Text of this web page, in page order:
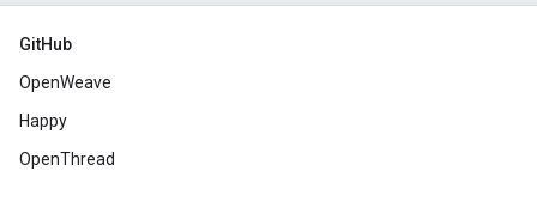
GitHub
OpenWeave
Happy
OpenThread